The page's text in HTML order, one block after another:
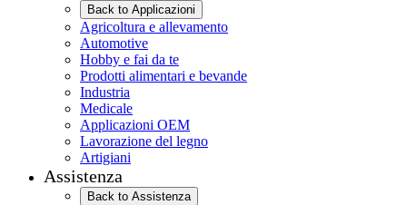
Back to Applicazioni
Agricoltura e allevamento
Automotive
Hobby e fai da te
Prodotti alimentari e bevande
Industria
Medicale
Applicazioni OEM
Lavorazione del legno
Artigiani
Assistenza
Back to Assistenza